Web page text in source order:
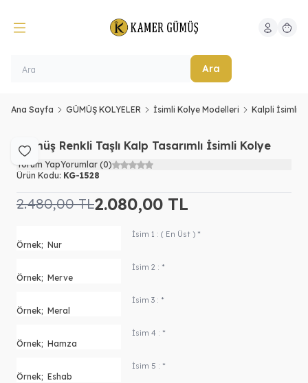
Ara
Hesabım
Ana Sayfa GÜMÜŞ KOLYELER İsimli Kolye Modelleri Kalpli İsimli
Favoriye Ekle
Gümüş Renkli Taşlı Kalp Tasarımlı İsimli Kolye
Yorum Yap
Yorumlar (0)
Ürün Kodu: KG-1528
2.480,00TL2.080,00 TL
İsim 1 : ( En Üst ) *
İsim 2 : *
İsim 3 : *
İsim 4 : *
İsim 5 : *